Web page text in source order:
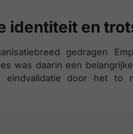
identiteit en
gedragen
was daarin een
door het to